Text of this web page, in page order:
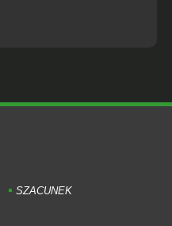
SZACUNEK